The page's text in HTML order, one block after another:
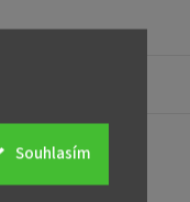
Souhlasím